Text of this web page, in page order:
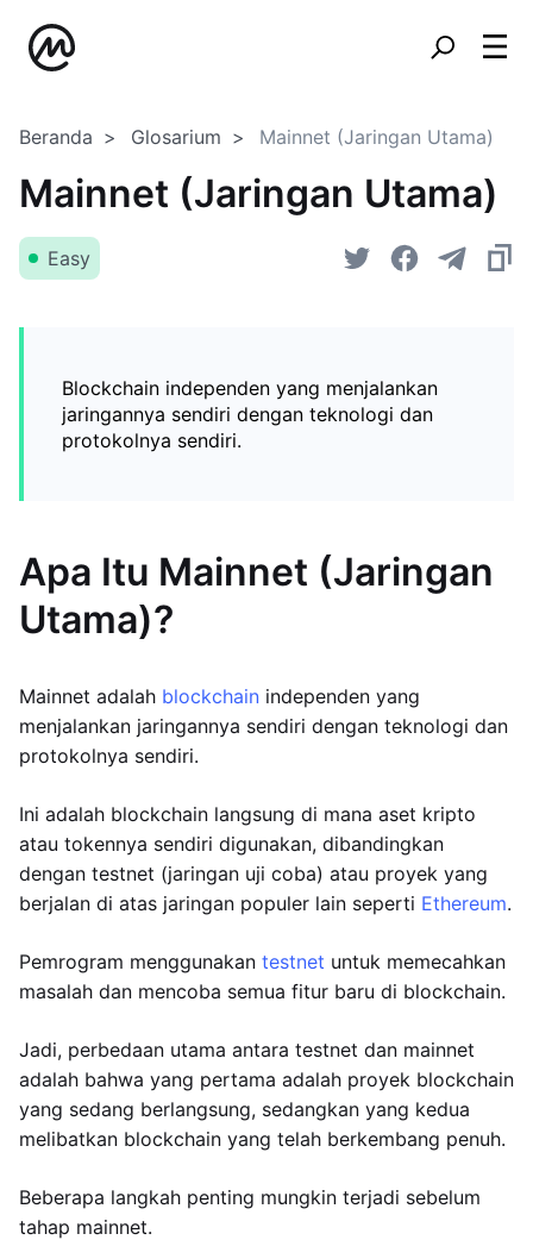
Beranda Glosarium Mainnet (Jaringan Utama)
Mainnet (Jaringan Utama)
Easy
Blockchain independen yang menjalankan
jaringannya sendiri dengan teknologi dan
protokolnya sendiri.
Apa Itu Mainnet (Jaringan
Utama)?
Mainnet adalah blockchain independen yang
menjalankan jaringannya sendiri dengan teknologi dan
protokolnya sendiri.
Ini adalah blockchain langsung di mana aset kripto
atau tokennya sendiri digunakan, dibandingkan
dengan testnet (jaringan uji coba) atau proyek yang
berjalan di atas jaringan populer lain seperti Ethereum.
Pemrogram menggunakan testnet untuk memecahkan
masalah dan mencoba semua fitur baru di blockchain.
Jadi, perbedaan utama antara testnet dan mainnet
adalah bahwa yang pertama adalah proyek blockchain
yang sedang berlangsung, sedangkan yang kedua
melibatkan blockchain yang telah berkembang penuh.
Beberapa langkah penting mungkin terjadi sebelum
tahap mainnet.